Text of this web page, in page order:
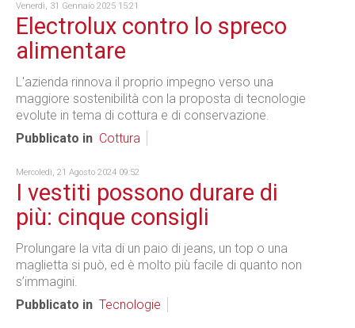
Venerdì, 31 Gennaio 2025 15:21
Electrolux contro lo spreco
alimentare
L'azienda rinnova il proprio impegno verso una
maggiore sostenibilità con la proposta di tecnologie
evolute in tema di cottura e di conservazione.
Pubblicato in Cottura
Mercoledì, 21 Agosto 2024 09:52
I vestiti possono durare di
più: cinque consigli
Prolungare la vita di un paio di jeans, un top o una
maglietta si può, ed è molto più facile di quanto non
s’immagini.
Pubblicato in Tecnologie